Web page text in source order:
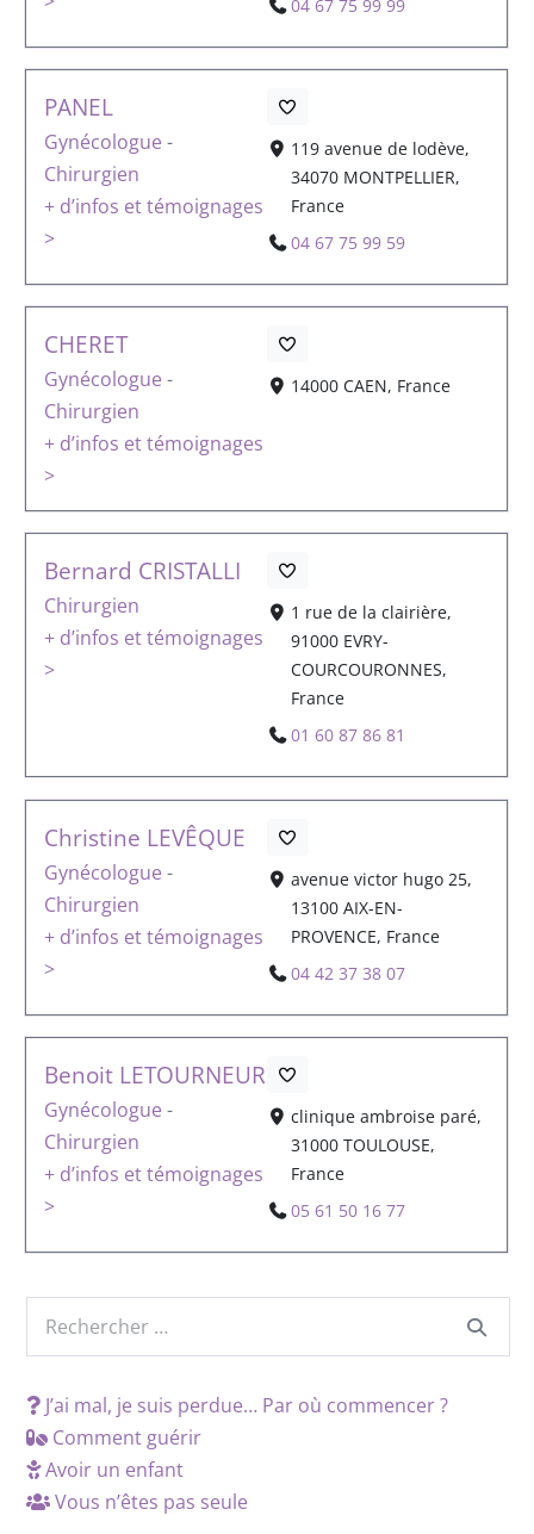
04 67 75 99 99
PANEL
Gynécologue -
Chirurgien
+ d’infos et témoignages
>
119 avenue de lodève,
34070 MONTPELLIER,
France
04 67 75 99 59
CHERET
Gynécologue -
Chirurgien
+ d’infos et témoignages
>
14000 CAEN, France
Bernard CRISTALLI
Chirurgien
+ d’infos et témoignages
>
1 rue de la clairière,
91000 EVRY-
COURCOURONNES,
France
01 60 87 86 81
Christine LEVÊQUE
Gynécologue -
Chirurgien
+ d’infos et témoignages
>
avenue victor hugo 25,
13100 AIX-EN-
PROVENCE, France
04 42 37 38 07
Benoit LETOURNEUR
Gynécologue -
Chirurgien
+ d’infos et témoignages
>
clinique ambroise paré,
31000 TOULOUSE,
France
05 61 50 16 77
J’ai mal, je suis perdue… Par où commencer ?
Comment guérir
Avoir un enfant
Vous n’êtes pas seule